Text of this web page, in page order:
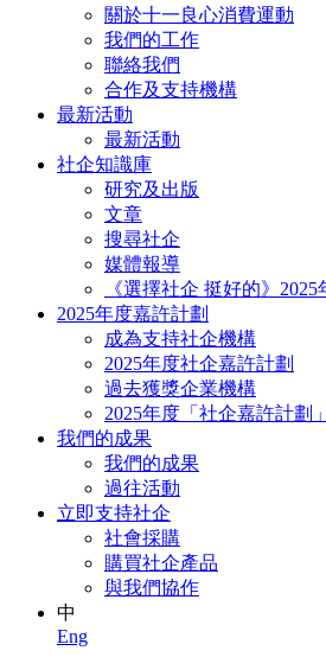
關於十一良心消費運動
我們的工作
聯絡我們
合作及支持機構
最新活動
最新活動
社企知識庫
研究及出版
文章
搜尋社企
媒體報導
《選擇社企 挺好的》
2025年度嘉許計劃
成為支持社企機構
2025年度社企嘉許計劃
過去獲獎企業機構
2025年度「社企嘉許計劃
我們的成果
我們的成果
過往活動
立即支持社企
社會採購
購買社企產品
與我們協作
中
Eng